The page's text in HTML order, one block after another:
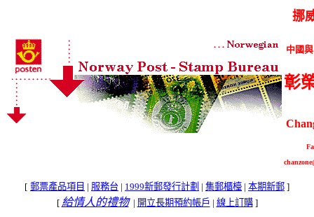
挪
中國
彰
[ 郵票產品項目 | 服務台 | 1999新郵發行計劃 | 集郵櫃檯 | 本期新郵 ]
[ 給情人的禮物| 開立長期預約帳戶 | 線上訂購]